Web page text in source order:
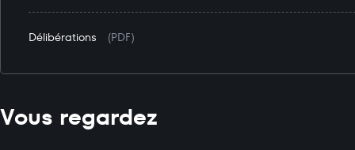
Délibérations (PDF)
Vous regardez